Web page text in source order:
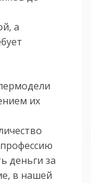
а
их
деньги за
в нашей